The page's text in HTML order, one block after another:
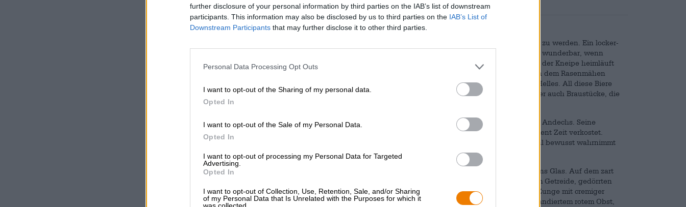
further disclosure of your personal information by third parties on the IAB’s list of downstream
participants. This information may also be disclosed by us to third parties on the IAB’s List of
Downstream Participants that may further disclose it to other third parties.
Personal Data Processing Opt Outs
I want to opt-out of the Sharing of my personal data.
Opted In
I want to opt-out of the Sale of my Personal Data.
Opted In
I want to opt-out of processing my Personal Data for Targeted
Advertising.
Opted In
I want to opt-out of Collection, Use, Retention, Sale, and/or Sharing
of my Personal Data that Is Unrelated with the Purposes for which it
was collected.
Beschreibung Infos Bewertungen(0)
Es gibt Biere, die eignen sich wunderbar dazu zwischen Tür und Angel verzehrt zu werden. Ein locker-
flockiges Session IPA ist der perfekte Abschluss des Arbeitstages und schmeckt wunderbar, wenn
man es gemeinsam mit den Kollegen in der Küche trinkt. Wenn man abends von der Kneipe heimläuft
und sich noch ein Bier mitnimmt, greift man zum
und wenn man nach dem Rasenmähen
gewaltigen Durst hat, genehmigt man sich ein frisches, schlankes Pils oder ein Helles. All diese Biere
sind unkompliziert und befriedigen den akuten Bierdurst wunderbar. Es gibt aber auch Braustücke, die
Eine solche Kreation ist zum Beispiel der Dunkle Doppelbock der Klosterbrauerei Andechs. Seine
Schöpfer:innen wünschen sich, dass man ihr Werk mit Hingabe und einem Moment Zeit verkostet.
Dass man seine Schönheit, seinen Duft, seinen Geschmack und sein Mundgefühl bewusst wahrnimmt
und Freude daran hat.
Das Fest für alle Sinne fließt in kräftigem Kastanienbraun mit rubinrotem Glanz ins Glas. Auf dem zart
getrübten Körper thront eine Krone in Elfenbein, die wunderbar nach geröstetem Getreide, gedörrten
Früchten und Toffee duftet. Der Antrunk ist fein karbonisiert und streichelt die Zunge mit cremiger
Textur Das Geschmacksbild setzt sich aus weichen Röstaromen, edlem Kakao, kandiertem rotem Obst,